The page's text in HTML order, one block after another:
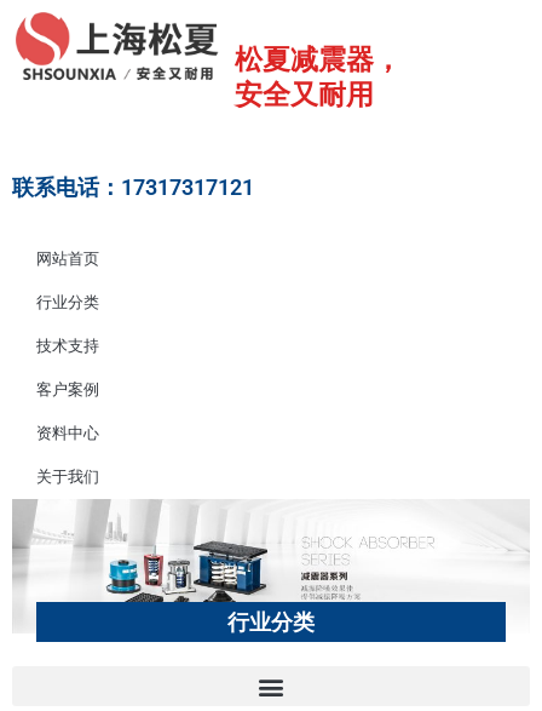
至
松夏减震器，
安全又耐用
联系电话：17317317121
网站首页
行业分类
技术支持
客户案例
资料中心
关于我们
行业分类